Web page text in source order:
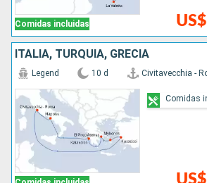
Comidas incluidas
ITALIA, TURQUÍA, GRECIA
Legend 10 d Civitavecchia -
Comidas